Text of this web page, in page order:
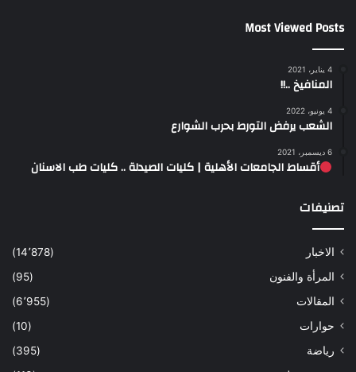
Most Viewed Posts
4 يناير، 2021
المنافيخ ..!!
4 يونيو، 2022
الشعب يرفض التورط بحرب الشوارع
6 ديسمبر، 2021
أقساط الجامعات الأهلية | كليات الصيدلة .. كليات طب الاسنان
تصنيفات
الاخبار
(14٬878)
المرأة والفنون
(95)
المقالات
(6٬955)
حوارات
(10)
رياضة
(395)